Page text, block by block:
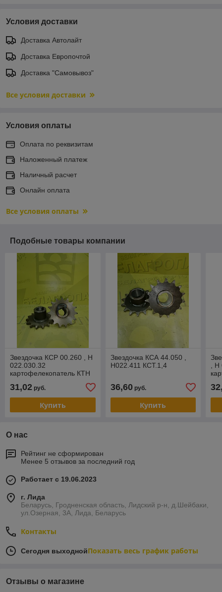
Условия доставки
Доставка Автолайт
Доставка Европочтой
Доставка "Самовывоз"
Все условия доставки
Условия оплаты
Оплата по реквизитам
Наложенный платеж
Наличный расчет
Онлайн оплата
Все условия оплаты
Подобные товары компании
Звездочка КСР 00.260 , Н
022.030.32
картофелекопатель КТН
31,02 руб.
Купить
Звездочка КСА 44.050 ,
Н022.411 КСТ.1,4
36,60руб.
Купить
, Н
О нас
Рейтинг не сформирован
Менее 5 отзывов за последний год
Работает с 19.06.2023
г. Лида
Беларусь, Гродненская область, Лидский р-н, д.Шейбаки,
ул.Озерная, 3А, Лида, Беларусь
Контакты
Сегодня выходнойПоказать весь график работы
Отзывы о магазине